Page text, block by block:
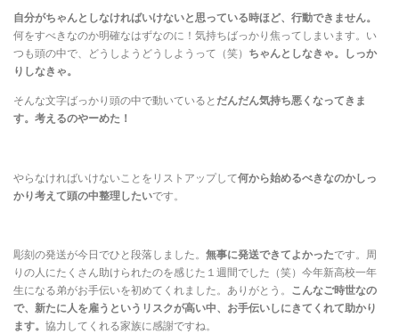
自分がちゃんとしなければいけないと思っている時ほど、行動できません。
何をすべきなのか明確なはずなのに！気持ちばっかり焦ってしまいます。い
つも頭の中で、どうしようどうしようって（笑） ちゃんとしなきゃ。しっか
りしなきゃ。
そんな文字ばっかり頭の中で動いているとだんだん気持ち悪くなってきま
す。考えるのやーめた！
やらなければいけないことをリストアップして何から始めるべきなのかしっ
かり考えて頭の中整理したいです。
彫刻の発送が今日でひと段落しました。 無事に発送できてよかったです。周
りの人にたくさん助けられたのを感じた１週間でした（笑）今年新高校一年
生になる弟がお手伝いを初めてくれました。ありがとう。 こんなご時世なの
で、新たに人を雇うというリスクが高い中、お手伝いしにきてくれて助かり
ます。 協力してくれる家族に感謝ですね。